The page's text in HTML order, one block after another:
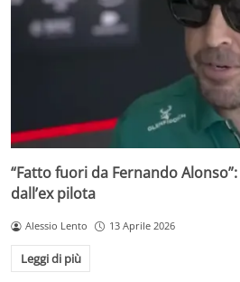
“Fatto fuori da Fernando
dall’ex pilota
Alessio Lento 13 Aprile 2026
Leggi di più